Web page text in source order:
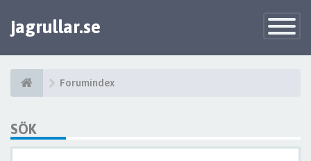
Toggle
jagrullar.se
Forumindex
SÖK